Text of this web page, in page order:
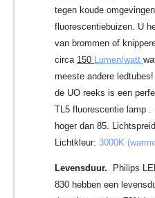
tegen koude
fluorescentiebuizen. U
van brommen of
circa 150 Lumen/watt
meeste andere
de UO reeks is een
TL5 fluorescentie lamp .
hoger dan 85.
Lichtkleur: 3000K
Levensduur.
Philips
830 hebben een